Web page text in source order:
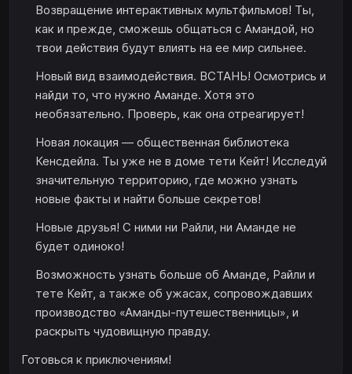
Возвращение интерактивных мультфильмов! Ты,
как и прежде, сможешь общаться с Амандой, но
твои действия будут влиять на ее мир сильнее.
Новый вид взаимодействия. ВСТАНЬ! Осмотрись и
найди то, что нужно Аманде. Хотя это
необязательно. Проверь, как она отреагирует!
Новая локация — общественная библиотека
Кенсдейла. Ты уже не в доме тети Кейт! Исследуй
значительную территорию, где можно узнать
новые факты и найти больше секретов!
Новые друзья! С ними ни Райли, ни Аманде не
будет одиноко!
Возможность узнать больше об Аманде, Райли и
тете Кейт, а также об ужасах, сопровождавших
производство «Аманды-путешественницы», и
раскрыть чудовищную правду.
Готовься к приключениям!